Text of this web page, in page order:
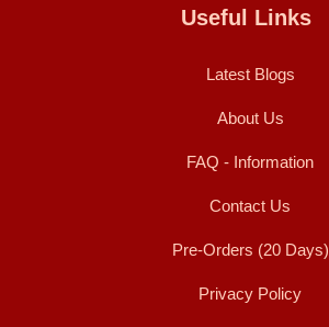
Useful Links
Latest Blogs
About Us
FAQ - Information
Contact Us
Pre-Orders (20 Days)
Privacy Policy